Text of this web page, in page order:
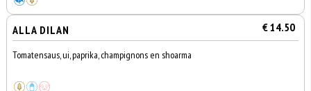
ALLA DILAN € 14.50
Tomatensaus, ui, paprika, champignons en shoarma